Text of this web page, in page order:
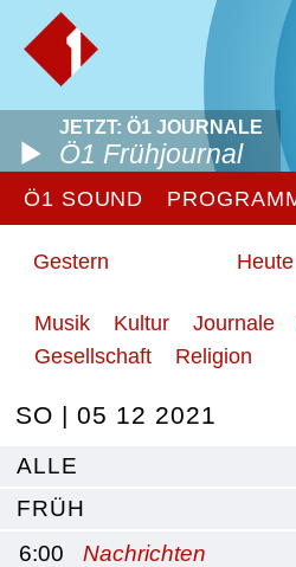
JETZT: Ö1 JOURNALE
Ö1 Frühjournal
Ö1 SOUND
Gestern Heute
Musik Kultur Journale
Gesellschaft
Religion
SO | 05 12 2021
ALLE
FRÜH
6:00
Nachrichten